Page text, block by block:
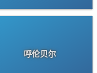
呼伦贝尔